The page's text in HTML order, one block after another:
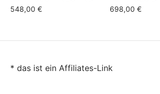
548,00 € 698,00 €
* das ist ein Affiliates-Link